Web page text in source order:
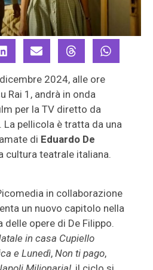
2024, alle ore
Rai 1, andrà in onda
per la TV diretto da
pellicola è tratta da una
di Eduardo De
cultura teatrale italiana.
in collaborazione
un nuovo capitolo nella
opere di De Filippo.
in casa Cupiello
e Lunedì, Non ti pago,